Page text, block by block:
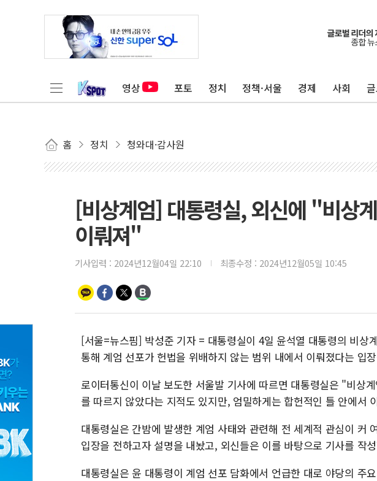
영상 포토 정치 정책·서울 경제 사회
홈 정치 청와대·감사원
[비상계엄] 대통령실, 외신에 "비상
이뤄져"
기사입력 : 2024년12월04일 22:10 최종수정 : 2024년12월05일 10:45
[서울=뉴스핌] 박성준 기자 = 대통령실이 4일 윤석열 대통령의 비상
통해 계엄 선포가 헌법을 위배하지 않는 범위 내에서 이뤄졌다는 입
로이터통신이 이날 보도한 서울발 기사에 따르면 대통령실은 "비상
를 따르지 않았다는 지적도 있지만, 엄밀하게는 합헌적인 틀 안에서
대통령실은 간밤에 발생한 계엄 사태와 관련해 전 세계적 관심이 커
입장을 전하고자 설명을 내놨고, 외신들은 이를 바탕으로 기사를 작
대통령실은 윤 대통령이 계엄 선포 담화에서 언급한 대로 야당의 주